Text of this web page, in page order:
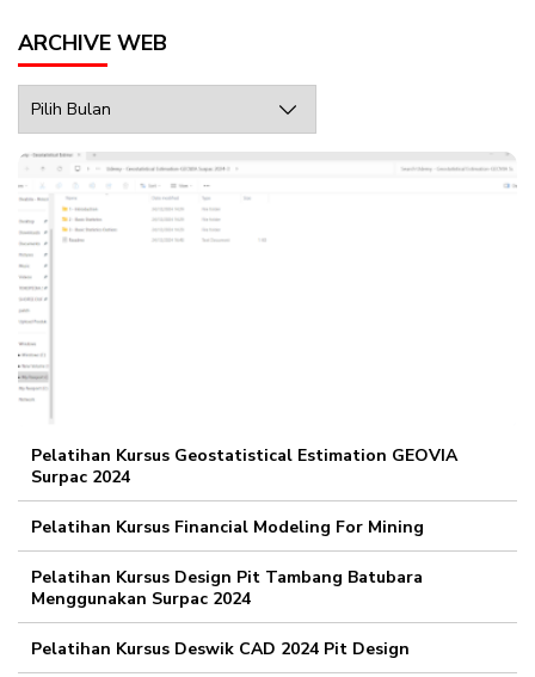
ARCHIVE WEB
Web
Pelatihan Kursus Geostatistical Estimation GEOVIA
Surpac 2024
Pelatihan Kursus Financial Modeling For Mining
Pelatihan Kursus Design Pit Tambang Batubara
Menggunakan Surpac 2024
Pelatihan Kursus Deswik CAD 2024 Pit Design